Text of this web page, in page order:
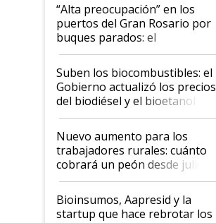
“Alta preocupación” en los
puertos del Gran Rosario por
buques parados: el
funcionamiento de las
exportadoras en tensión tras
la medida de fuerza de los
prácticos
Suben los biocombustibles: el
Gobierno actualizó los precios
del biodiésel y el bioetanol
Nuevo aumento para los
trabajadores rurales: cuánto
cobrará un peón desde julio
Bioinsumos, Aapresid y la
startup que hace rebrotar los